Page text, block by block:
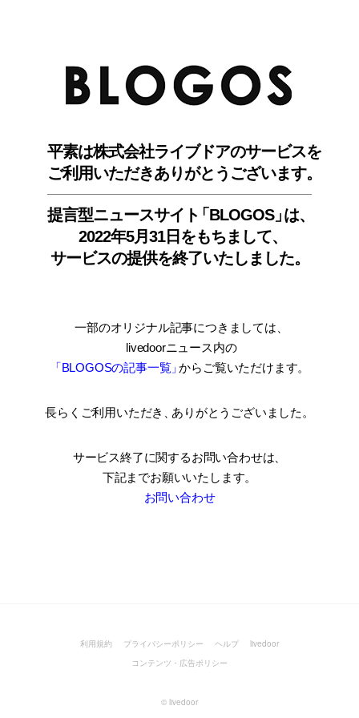
平素は株式会社ライブドアのサービスを
ご利用いただきありがとうございます。
提言型ニュースサイ ト「BLOGOS」は、
2022年5月31日をもちまして、
サービスの提供を終了いたしました。
一部のオリジナル記事につきましては
livedoorニュース内の
「BLOGOSの記事一覧」からご覧いただけます。
長らくご利用いただき ありがとうございました。
サービス終了に関するお問い合わせは、
下記までお願いいたします。
お問い合わせ
利用規約 プライバシーポリシー ヘルプ
livedoor
コンテンツ・広告ポリシー
© livedoor